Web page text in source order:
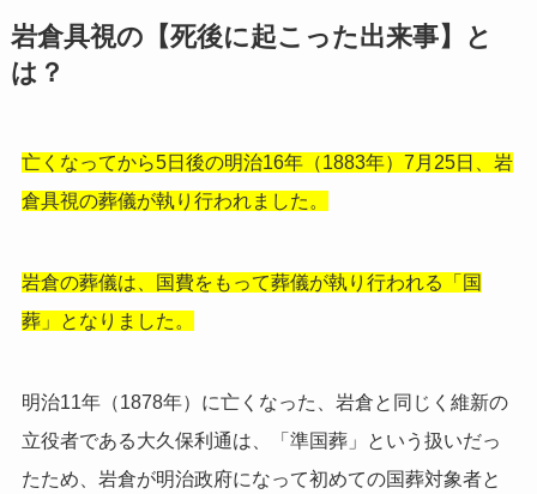
岩倉具視の【死後に起こった出来事】と
は？
亡くなってから5日後の明治16年（1883年）7月25日、岩
倉具視の葬儀が執り行われました。
岩倉の葬儀は、国費をもって葬儀が執り行われる「国
葬」となりました。
明治11年（1878年）に亡くなった、岩倉と同じく維新の
立役者である大久保利通は、「準国葬」という扱いだっ
たため、岩倉が明治政府になって初めての国葬対象者と